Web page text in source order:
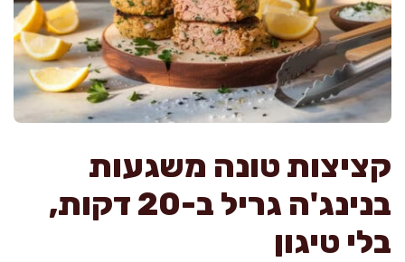
קציצות טונה משגעות
בנינג'ה גריל ב-20 דקות,
בלי טיגון